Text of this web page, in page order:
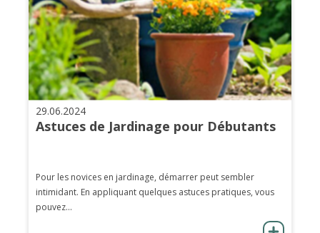
29.06.2024
Astuces de Jardinage pour Débutants
Pour les novices en jardinage, démarrer peut sembler
intimidant. En appliquant quelques astuces pratiques, vous
pouvez...